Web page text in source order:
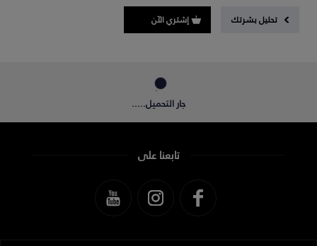
تحليل بشرتك إشتري الآن
جار التحميل.....
تابعنا على